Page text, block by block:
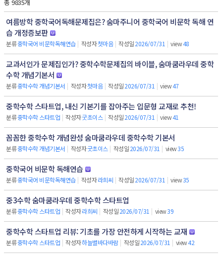
총 9835개
여름방학 중학국어독해문제집은? 숨마주니어 중학국어 비문학 독해 연
습 개정증보판
분류중학국어 비문학독해연습 | 작성자첫마음 | 작성일2026/07/31 | view48
교과서인가 문제집인가? 중학수학문제집의 바이블, 숨마쿰라우데 중학
수학 개념기본서
분류중학수학 개념기본서 | 작성자첫마음 | 작성일2026/07/31 | view47
중학수학 스타트업, 내신 기본기를 잡아주는 입문형 교재로 추천!
분류중학수학 스타트업 | 작성자굿초이스 | 작성일2026/07/31 | view41
꼼꼼한 중학수학 개념완성 숨마쿰라우데 중학수학 기본서
분류중학수학 개념기본서 | 작성자굿초이스 | 작성일2026/07/31 | view35
중학국어 비문학 독해연습
분류중학국어 비문학독해연습 | 작성자라희씨 | 작성일2026/07/31 | view35
중3수학 숨마쿰라우데 중학수학 스타트업
분류중학수학 스타트업 | 작성자라희씨 | 작성일2026/07/31 | view39
중학수학 스타트업 리뷰: 기초를 가장 안전하게 시작하는 교재
분류중학수학 스타트업 | 작성자하늘별바다바람 | 작성일2026/07/31 | view42